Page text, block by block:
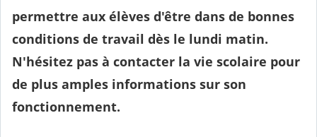
permettre aux élèves d'être dans de bonnes
conditions de travail dès le lundi matin.
N'hésitez pas à contacter la vie scolaire pour
de plus amples informations sur son
fonctionnement.